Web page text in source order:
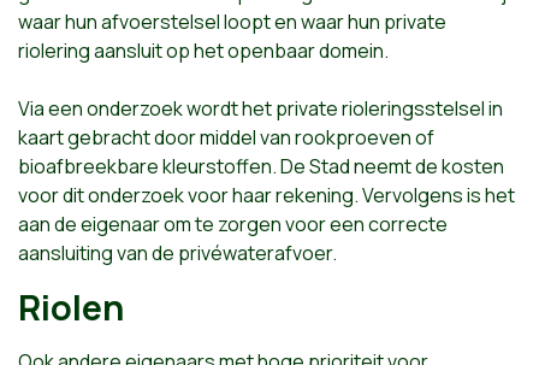
waar hun afvoerstelsel loopt en waar hun private
riolering aansluit op het openbaar domein.
Via een onderzoek wordt het private rioleringsstelsel in
kaart gebracht door middel van rookproeven of
bioafbreekbare kleurstoffen. De Stad neemt de kosten
voor dit onderzoek voor haar rekening. Vervolgens is het
aan de eigenaar om te zorgen voor een correcte
aansluiting van de privéwaterafvoer.
Riolen